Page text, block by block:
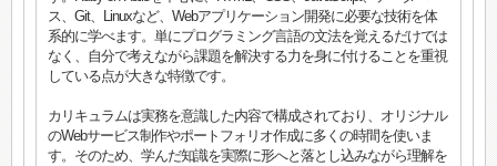
ス、Git、Linuxなど、Webアプリケーション開発に必要な技術を体
系的に学べます。単にプログラミング言語の文法を覚えるだけでは
なく、自分で考えながら課題を解決する力を身に付けることを重視
している点が大きな特徴です。
カリキュラムは実務を意識した内容で構成されており、オリジナル
のWebサービス制作やポートフォリオ作成に多くの時間を使いま
す。そのため、学んだ知識を実際に形へと落とし込みながら理解を